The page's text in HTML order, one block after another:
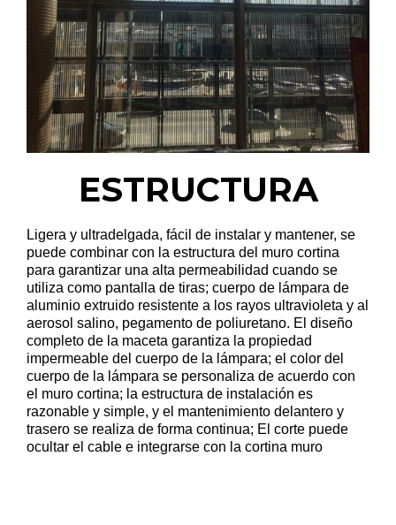
ESTRUCTURA
Ligera y ultradelgada, fácil de instalar y mantener, se
puede combinar con la estructura del muro cortina
para garantizar una alta permeabilidad cuando se
utiliza como pantalla de tiras; cuerpo de lámpara de
aluminio extruido resistente a los rayos ultravioleta y al
aerosol salino, pegamento de poliuretano. El diseño
completo de la maceta garantiza la propiedad
impermeable del cuerpo de la lámpara; el color del
cuerpo de la lámpara se personaliza de acuerdo con
el muro cortina; la estructura de instalación es
razonable y simple, y el mantenimiento delantero y
trasero se realiza de forma continua; El corte puede
ocultar el cable e integrarse con la cortina muro